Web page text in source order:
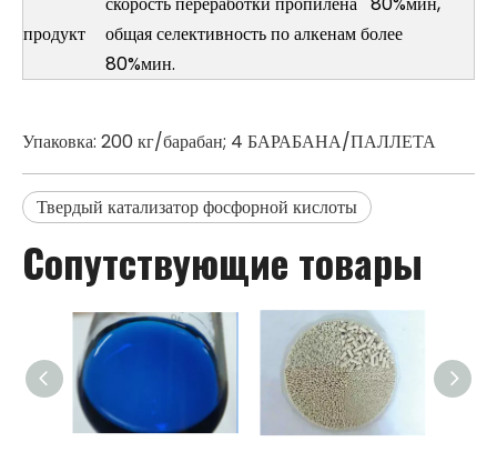
продукт
общая селективность по алкенам более
80%мин.
Упаковка: 200 кг/барабан; 4 БАРАБАНА/ПАЛЛЕТА
Твердый катализатор фосфорной кислоты
Сопутствующие товары